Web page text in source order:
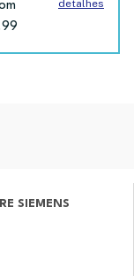
detalhes
SIEMENS